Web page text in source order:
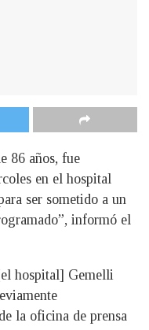
86 años, fue
en el hospital
ser sometido a un
informó el
hospital] Gemelli
la oficina de prensa